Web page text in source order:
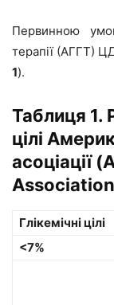
Первинною
терапії (АГГТ)
1).
Таблиця 1.
цілі
асоціації
Глікемічні цілі
<7%